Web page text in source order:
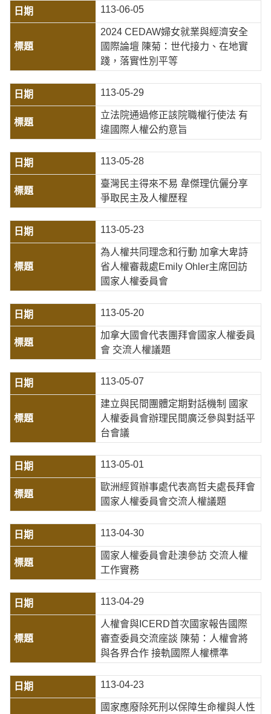
113-06-05
2024 CEDAW婦女就業與經濟安全
國際論壇 陳菊：世代接力、在地實
踐，落實性別平等
113-05-29
立法院通過修正該院職權行使法 有
違國際人權公約意旨
113-05-28
臺灣民主得來不易 韋傑理伉儷分享
爭取民主及人權歷程
113-05-23
為人權共同理念和行動 加拿大卑詩
省人權審裁處Emily Ohler主席回訪
國家人權委員會
113-05-20
加拿大國會代表團拜會國家人權委員
會 交流人權議題
113-05-07
建立與民間團體定期對話機制 國家
人權委員會辦理民間廣泛參與對話平
台會議
113-05-01
歐洲經貿辦事處代表高哲夫處長拜會
國家人權委員會交流人權議題
113-04-30
國家人權委員會赴澳參訪 交流人權
工作實務
113-04-29
人權會與ICERD首次國家報告國際
審查委員交流座談 陳菊：人權會將
與各界合作 接軌國際人權標準
113-04-23
國家應廢除死刑以保障生命權與人性